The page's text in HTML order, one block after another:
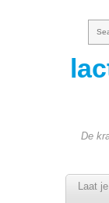
De
Laat